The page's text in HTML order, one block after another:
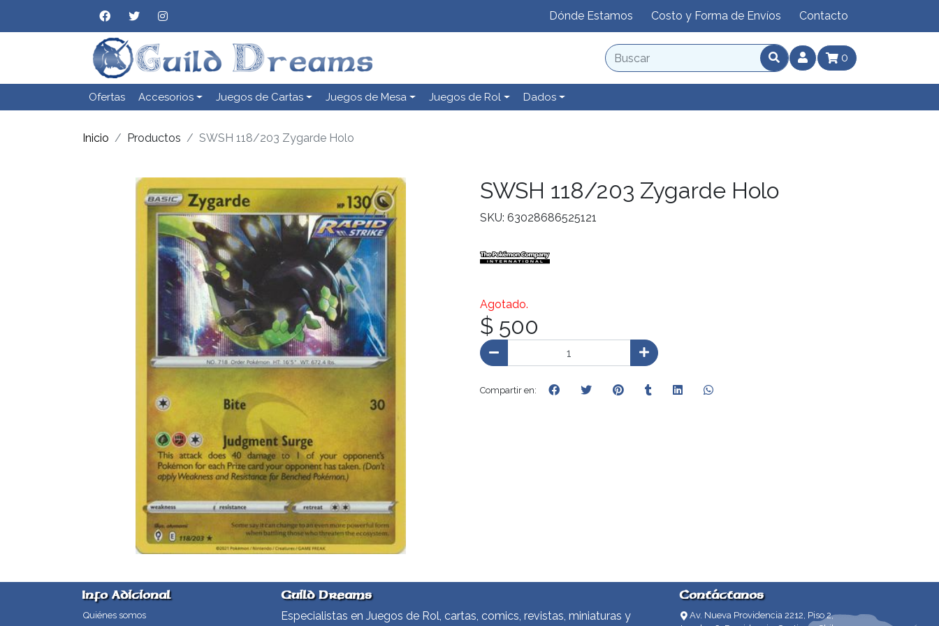
Dónde Estamos Costo y Forma de Envíos Contacto
0
Ofertas Accesorios Juegos de Cartas Juegos de Mesa Juegos de Rol Dados
Inicio Productos SWSH 118/203 Zygarde Holo
SWSH 118/203 Zygarde Holo
SKU: 63028686525121
Agotado.
$ 500
Compartir en:
Info Adicional
Quiénes somos
Guild Dreams
Especialistas en Juegos de Rol, cartas, comics, revistas, miniaturas y
Contáctanos
Av. Nueva Providencia 2212, Piso 2,